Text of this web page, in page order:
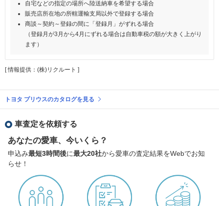
自宅などの指定の場所へ陸送納車を希望する場合
販売店所在地の所轄運輸支局以外で登録する場合
商談～契約～登録の間に「登録月」がずれる場合
（登録月が3月から4月にずれる場合は自動車税の額が大きく上がり
ます）
[ 情報提供：(株)リクルート ]
トヨタ プリウスのカタログを見る
車査定を依頼する
あなたの愛車、今いくら？
申込み最短3時間後に最大20社から愛車の査定結果をWebでお知
らせ！